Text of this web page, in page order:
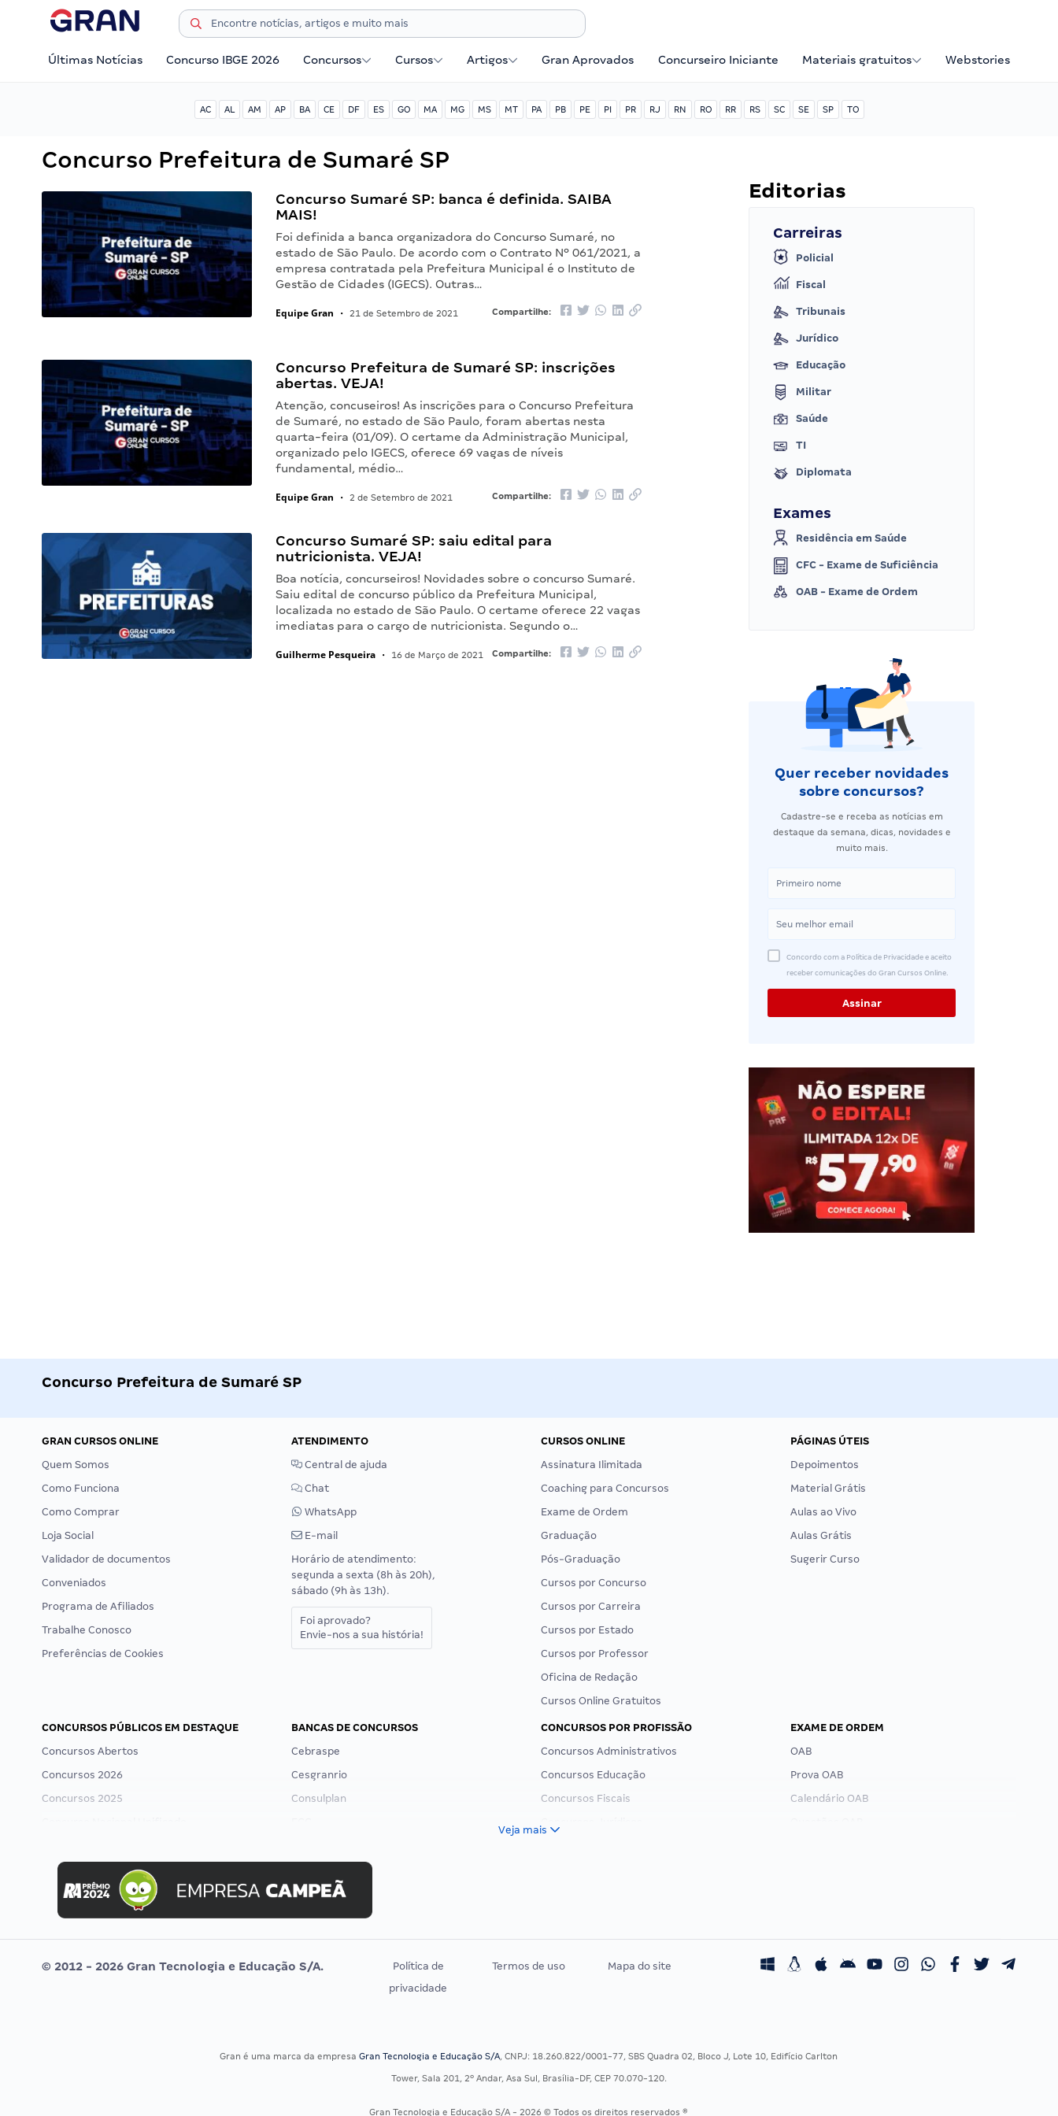
Últimas Notícias Concurso IBGE 2026 Concursos Cursos Artigos Gran Aprovados Concurseiro Iniciante Materiais gratuitos Webstories
AC AL AM AP BA CE DF ES GO MA MG MS MT PA PB PE PI PR RJ RN RO RR RS SC SE SP TO
Concurso Prefeitura de Sumaré SP
Concurso Sumaré SP: banca é definida. SAIBA
MAIS!
Foi definida a banca organizadora do Concurso Sumaré, no
estado de São Paulo. De acordo com o Contrato Nº 061/2021, a
empresa contratada pela Prefeitura Municipal é o Instituto de
Gestão de Cidades (IGECS). Outras…
Equipe Gran • 21 de Setembro de 2021 Compartilhe:
Concurso Prefeitura de Sumaré SP: inscrições
abertas. VEJA!
Atenção, concuseiros! As inscrições para o Concurso Prefeitura
de Sumaré, no estado de São Paulo, foram abertas nesta
quarta-feira (01/09). O certame da Administração Municipal,
organizado pelo IGECS, oferece 69 vagas de níveis
fundamental, médio…
Equipe Gran • 2 de Setembro de 2021 Compartilhe:
Concurso Sumaré SP: saiu edital para
nutricionista. VEJA!
Boa notícia, concurseiros! Novidades sobre o concurso Sumaré.
Saiu edital de concurso público da Prefeitura Municipal,
localizada no estado de São Paulo. O certame oferece 22 vagas
imediatas para o cargo de nutricionista. Segundo o…
Guilherme Pesqueira • 16 de Março de 2021 Compartilhe:
Editorias
Carreiras
Policial
Fiscal
Tribunais
Jurídico
Educação
Militar
Saúde
TI
Diplomata
Exames
Residência em Saúde
CFC - Exame de Suficiência
OAB - Exame de Ordem
Quer receber novidades
sobre concursos?
Cadastre-se e receba as notícias em
destaque da semana, dicas, novidades e
muito mais.
Concordo com a Política de Privacidade e aceito
receber comunicações do Gran Cursos Online.
Concurso Prefeitura de Sumaré SP
GRAN CURSOS ONLINE
Quem Somos
Como Funciona
Como Comprar
Loja Social
Validador de documentos
Conveniados
Programa de Afiliados
Trabalhe Conosco
Preferências de Cookies
ATENDIMENTO
Central de ajuda
Chat
WhatsApp
E-mail
Horário de atendimento:
segunda a sexta (8h às 20h),
sábado (9h às 13h).
Foi aprovado?
Envie-nos a sua história!
CURSOS ONLINE
Assinatura Ilimitada
Coaching para Concursos
Exame de Ordem
Graduação
Pós-Graduação
Cursos por Concurso
Cursos por Carreira
Cursos por Estado
Cursos por Professor
Oficina de Redação
Cursos Online Gratuitos
PÁGINAS ÚTEIS
Depoimentos
Material Grátis
Aulas ao Vivo
Aulas Grátis
Sugerir Curso
CONCURSOS PÚBLICOS EM DESTAQUE
Concursos Abertos
Concursos 2026
Concursos 2025
Concurso MPU
Editais publicados
BANCAS DE CONCURSOS
Cebraspe
Cesgranrio
Consulplan
Selecon
Uniase
Vunesp
CONCURSOS POR PROFISSÃO
Concursos Administrativos
Concursos Educação
Concursos Fiscais
Residência Multiprofissional
EXAME DE ORDEM
OAB
Prova OAB
Calendário OAB
Veja mais
© 2012 - 2026 Gran Tecnologia e Educação S/A.
Política de
privacidade
Termos de uso Mapa do site
Gran é uma marca da empresaGran Tecnologia e Educação S/A, CNPJ: 18.260.822/0001-77, SBS Quadra 02, Bloco J, Lote 10, Edifício Carlton
Tower, Sala 201, 2º Andar, Asa Sul, Brasília-DF, CEP 70.070-120.
Gran Tecnologia e Educação S/A - 2026 © Todos os direitos reservados ®